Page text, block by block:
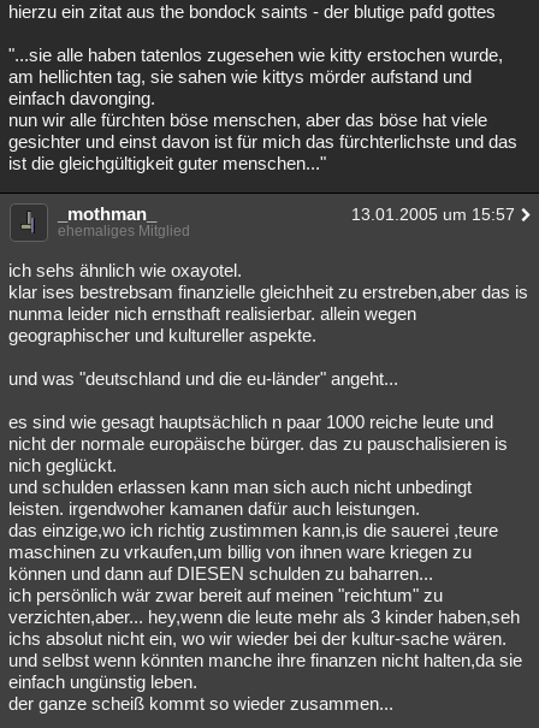
hierzu ein zitat aus the bondock saints - der blutige pafd gottes
"...sie alle haben tatenlos zugesehen wie kitty erstochen wurde,
am hellichten tag, sie sahen wie kittys mörder aufstand und
einfach davonging.
nun wir alle fürchten böse menschen, aber das böse hat viele
gesichter und einst davon ist für mich das fürchterlichste und das
ist die gleichgültigkeit guter menschen..."
_mothman_ 13.01.2005 um 15:57
ehemaliges Mitglied
ich sehs ähnlich wie oxayotel.
klar ises bestrebsam finanzielle gleichheit zu erstreben,aber das is
nunma leider nich ernsthaft realisierbar. allein wegen
geographischer und kultureller aspekte.
und was "deutschland und die eu-länder" angeht...
es sind wie gesagt hauptsächlich n paar 1000 reiche leute und
nicht der normale europäische bürger. das zu pauschalisieren is
nich geglückt.
und schulden erlassen kann man sich auch nicht unbedingt
leisten. irgendwoher kamanen dafür auch leistungen.
das einzige,wo ich richtig zustimmen kann,is die sauerei ,teure
maschinen zu vrkaufen,um billig von ihnen ware kriegen zu
können und dann auf DIESEN schulden zu baharren...
ich persönlich wär zwar bereit auf meinen "reichtum" zu
verzichten,aber... hey,wenn die leute mehr als 3 kinder haben,seh
ichs absolut nicht ein, wo wir wieder bei der kultur-sache wären.
und selbst wenn könnten manche ihre finanzen nicht halten,da sie
einfach ungünstig leben.
der ganze scheiß kommt so wieder zusammen...